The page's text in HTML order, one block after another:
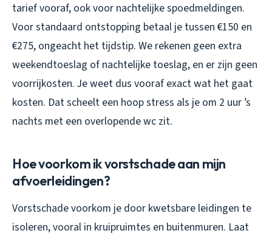
tarief vooraf, ook voor nachtelijke spoedmeldingen.
Voor standaard ontstopping betaal je tussen €150 en
€275, ongeacht het tijdstip. We rekenen geen extra
weekendtoeslag of nachtelijke toeslag, en er zijn geen
voorrijkosten. Je weet dus vooraf exact wat het gaat
kosten. Dat scheelt een hoop stress als je om 2 uur ’s
nachts met een overlopende wc zit.
Hoe voorkom ik vorstschade aan mijn
afvoerleidingen?
Vorstschade voorkom je door kwetsbare leidingen te
isoleren, vooral in kruipruimtes en buitenmuren. Laat